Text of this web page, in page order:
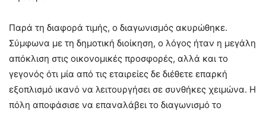
Παρά τη διαφορά τιμής, ο διαγωνισμός ακυρώθηκε.
Σύμφωνα με τη δημοτική διοίκηση, ο λόγος ήταν η μεγάλη
απόκλιση στις οικονομικές προσφορές, αλλά και το
γεγονός ότι μία από τις εταιρείες δε διέθετε επαρκή
εξοπλισμό ικανό να λειτουργήσει σε συνθήκες χειμώνα. Η
πόλη αποφάσισε να επαναλάβει το διαγωνισμό το